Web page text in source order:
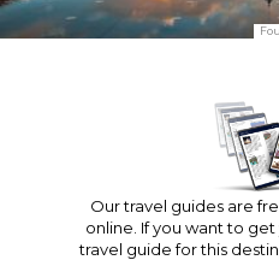
Our travel guides are
online. If you want to
travel guide for this